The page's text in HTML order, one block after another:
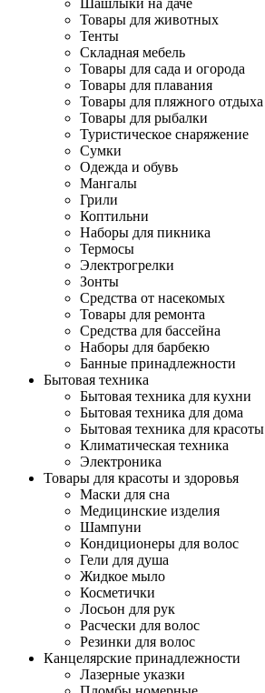
Шашлыки на даче
Товары для животных
Тенты
Складная мебель
Товары для сада и огорода
Товары для плавания
Товары для пляжного отдыха
Товары для рыбалки
Туристическое снаряжение
Сумки
Одежда и обувь
Мангалы
Грили
Коптильни
Наборы для пикника
Термосы
Электрогрелки
Зонты
Средства от насекомых
Товары для ремонта
Средства для бассейна
Наборы для барбекю
Банные принадлежности
Бытовая техника
Бытовая техника для кухни
Бытовая техника для дома
Бытовая техника для красоты
Климатическая техника
Электроника
Товары для красоты и здоровья
Маски для сна
Медицинские изделия
Шампуни
Кондиционеры для волос
Гели для душа
Жидкое мыло
Косметички
Лосьон для рук
Расчески для волос
Резинки для волос
Канцелярские принадлежности
Лазерные указки